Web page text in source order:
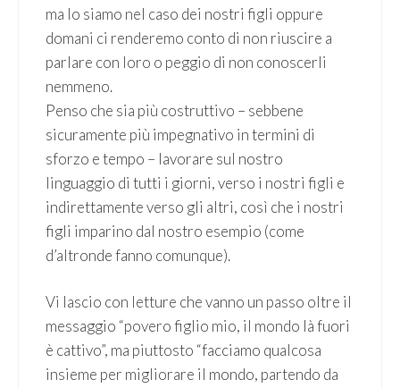
ma lo siamo nel caso dei nostri figli oppure
domani ci renderemo conto di non riuscire a
parlare con loro o peggio di non conoscerli
nemmeno.
Penso che sia più costruttivo – sebbene
sicuramente più impegnativo in termini di
sforzo e tempo – lavorare sul nostro
linguaggio di tutti i giorni, verso i nostri figli e
indirettamente verso gli altri, così che i nostri
figli imparino dal nostro esempio (come
d’altronde fanno comunque).
Vi lascio con letture che vanno un passo oltre il
messaggio “povero figlio mio, il mondo là fuori
è cattivo”, ma piuttosto “facciamo qualcosa
insieme per migliorare il mondo, partendo da